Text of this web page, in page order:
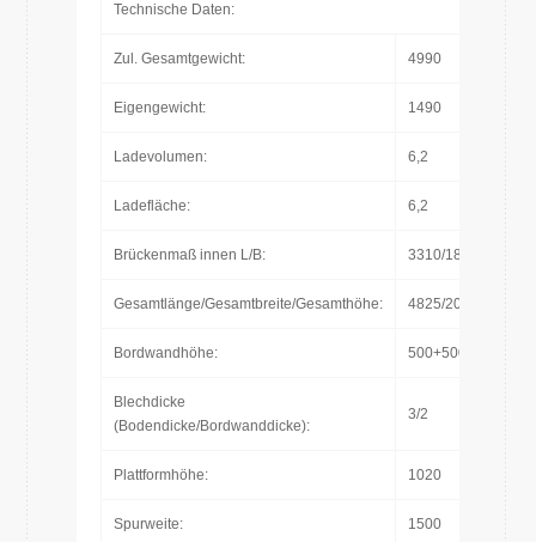
Technische Daten:
Zul. Gesamtgewicht: 4990
Eigengewicht: 1490
Ladevolumen: 6,2
Ladefläche: 6,2
Brückenmaß innen L/B: 3310/1860
Gesamtlänge/Gesamtbreite/Gesamthöhe: 4825/2045/2060
Bordwandhöhe: 500+500
Blechdicke
(Bodendicke/Bordwanddicke):
3/2
Plattformhöhe: 1020
Spurweite: 1500